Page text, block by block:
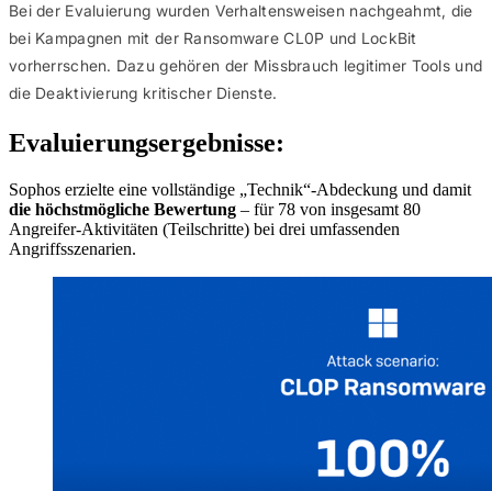
Bei der Evaluierung wurden Verhaltensweisen nachgeahmt, die
bei Kampagnen mit der Ransomware CL0P und LockBit
vorherrschen. Dazu gehören der Missbrauch legitimer Tools und
die Deaktivierung kritischer Dienste.
Evaluierungsergebnisse:
Sophos erzielte eine vollständige „Technik“-Abdeckung und damit
die höchstmögliche Bewertung – für 78 von insgesamt 80
Angreifer-Aktivitäten (Teilschritte) bei drei umfassenden
Angriffsszenarien.